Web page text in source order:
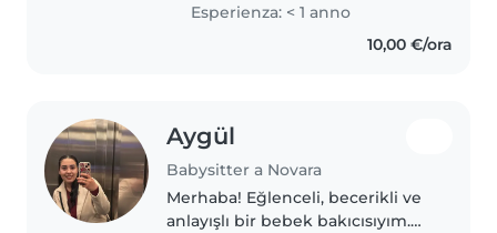
looking after children and
elderly family members, and I
Esperienza: < 1 anno
10,00 €/ora
Aygül
Babysitter a Novara
Merhaba! Eğlenceli, becerikli ve
anlayışlı bir bebek bakıcısıyım.